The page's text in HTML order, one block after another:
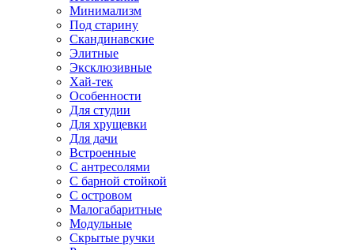
Минимализм
Под старину
Скандинавские
Элитные
Эксклюзивные
Хай-тек
Особенности
Для студии
Для хрущевки
Для дачи
Встроенные
С антресолями
С барной стойкой
С островом
Малогабаритные
Модульные
Скрытые ручки